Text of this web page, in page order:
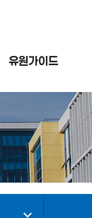
유원가이드